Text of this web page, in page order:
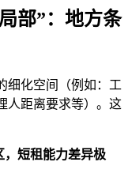
部”：地方条
细化空间（例如：工
人距离要求等）。这
，短租能力差异极